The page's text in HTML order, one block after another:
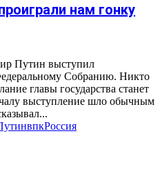
нам гонку
Путин выступил
Собранию. Никто
главы государства станет
выступление шло обычным
впкРоссия